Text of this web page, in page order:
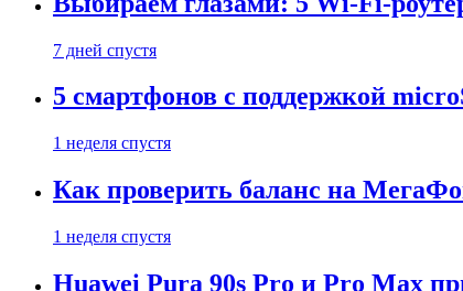
7 дней спустя
5 смартфонов с поддержкой
1 неделя спустя
Как проверить баланс на
1 неделя спустя
Huawei Pura 90s Pro и Pro Max